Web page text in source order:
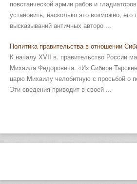
повстанческой армии рабов и
установить, насколько это возможно,
высказываний античных авторо ...
Политика правительства в отношении
К началу XVII в. правительство России
Михаила Федоровича. «Из Сибири
царю Михаилу челобитную с просьбой о
Эти сведения приводит в своей ...